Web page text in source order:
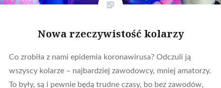
Nowa rzeczywistość kolarzy
Co zrobiła z nami epidemia koronawirusa? Odczuli ją
wszyscy kolarze – najbardziej zawodowcy, mniej amatorzy.
To były, są i pewnie będą trudne czasy, bo bez zawodów,